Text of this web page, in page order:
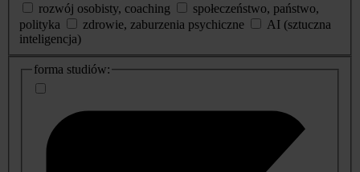
rozwój osobisty, coaching
społeczeństwo, państwo,
polityka
zdrowie, zaburzenia psychiczne
AI (sztuczna
inteligencja)
dodatkowe
informacje
forma studiów: